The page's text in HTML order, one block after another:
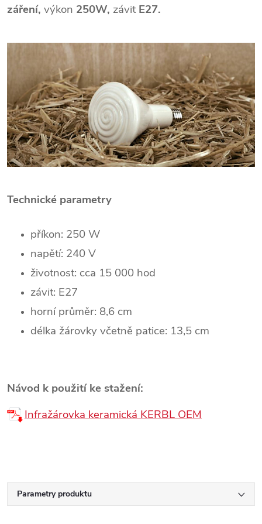
záření, výkon 250W, závitE27.
Technické parametry
příkon: 250 W
napětí: 240 V
životnost: cca 15 000 hod
závit: E27
horní průměr: 8,6 cm
délka žárovky včetně patice: 13,5 cm
Návod k použití ke stažení:
Infražárovka keramická KERBL OEM
Parametry produktu